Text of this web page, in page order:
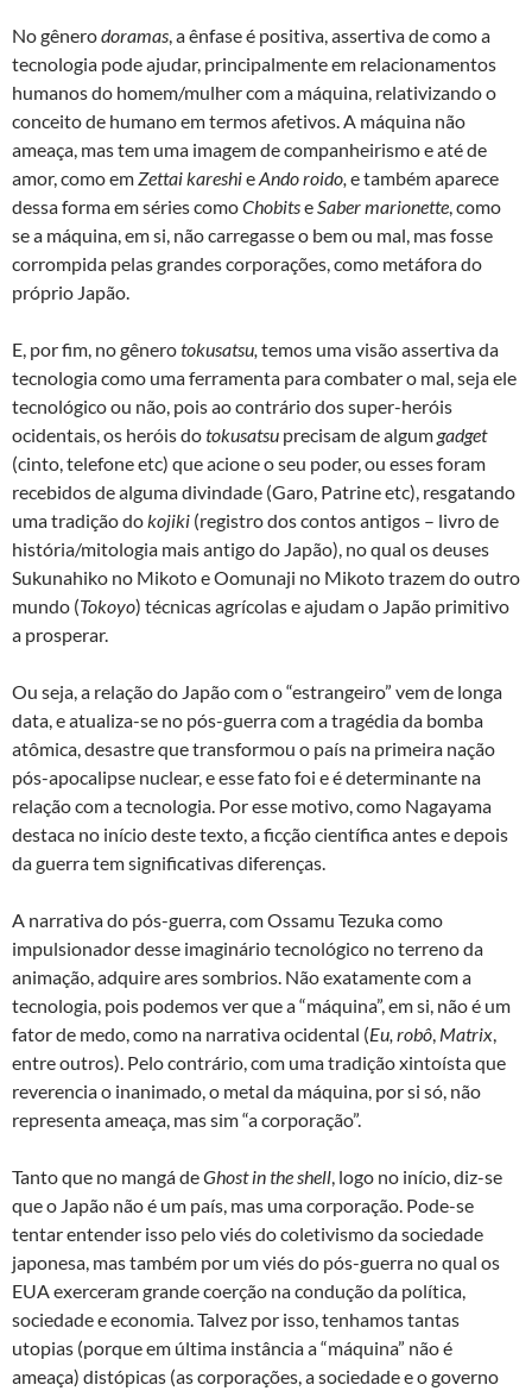
No gênerodoramas, a ênfase é positiva, assertiva de como a
tecnologia pode ajudar, principalmente em relacionamentos
humanos do homem/mulher com a máquina, relativizando o
conceito de humano em termos afetivos. A máquina não
ameaça, mas tem uma imagem de companheirismo e até de
amor, como emZettai kareshieAndo roido, e também aparece
dessa forma em séries comoChobitseSaber marionette, como
se a máquina, em si, não carregasse o bem ou mal, mas fosse
corrompida pelas grandes corporações, como metáfora do
próprio Japão.
E, por fim, no gênerotokusatsu, temos uma visão assertiva da
tecnologia como uma ferramenta para combater o mal, seja ele
tecnológico ou não, pois ao contrário dos super-heróis
ocidentais, os heróis dotokusatsu precisam de algum gadget
(cinto, telefone etc) que acione o seu poder, ou esses foram
recebidos de alguma divindade (Garo, Patrine etc), resgatando
uma tradição dokojiki (registro dos contos antigos – livro de
história/mitologia mais antigo do Japão), no qual os deuses
Sukunahiko no Mikoto e Oomunaji no Mikoto trazem do outro
mundo (Tokoyo) técnicas agrícolas e ajudam o Japão primitivo
a prosperar.
Ou seja, a relação do Japão com o “estrangeiro” vem de longa
data, e atualiza-se no pós-guerra com a tragédia da bomba
atômica, desastre que transformou o país na primeira nação
pós-apocalipse nuclear, e esse fato foi e é determinante na
relação com a tecnologia. Por esse motivo, como Nagayama
destaca no início deste texto, a ficção científica antes e depois
da guerra tem significativas diferenças.
A narrativa do pós-guerra, com Ossamu Tezuka como
impulsionador desse imaginário tecnológico no terreno da
animação, adquire ares sombrios. Não exatamente com a
tecnologia, pois podemos ver que a “máquina”, em si, não é um
fator de medo, como na narrativa ocidental (Eu, robô, Matrix,
entre outros). Pelo contrário, com uma tradição xintoísta que
reverencia o inanimado, o metal da máquina, por si só, não
representa ameaça, mas sim “a corporação”.
Tanto que no mangá deGhost in the shell, logo no início, diz-se
que o Japão não é um país, mas uma corporação. Pode-se
tentar entender isso pelo viés do coletivismo da sociedade
japonesa, mas também por um viés do pós-guerra no qual os
EUA exerceram grande coerção na condução da política,
sociedade e economia. Talvez por isso, tenhamos tantas
utopias (porque em última instância a “máquina” não é
ameaça) distópicas (as corporações, a sociedade e o governo